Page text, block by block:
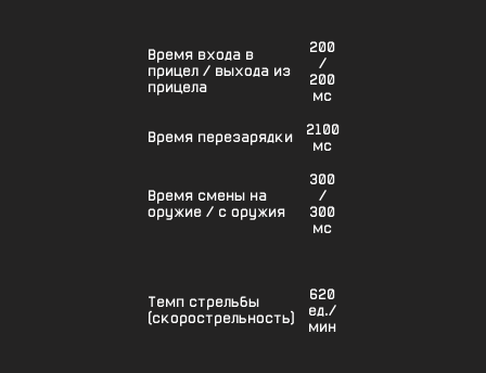
Время входа в
прицел / выхода из
прицела
200
/
200
мс
Время перезарядки
2100
мс
Время смены на
оружие / с оружия
300
/
300
мс
Темп стрельбы
(скорострельность)
620
ед./
мин